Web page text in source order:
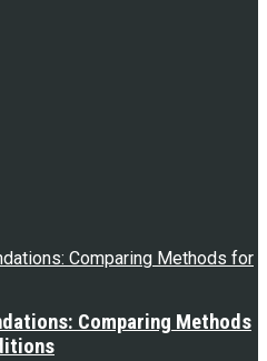
Comparing Methods